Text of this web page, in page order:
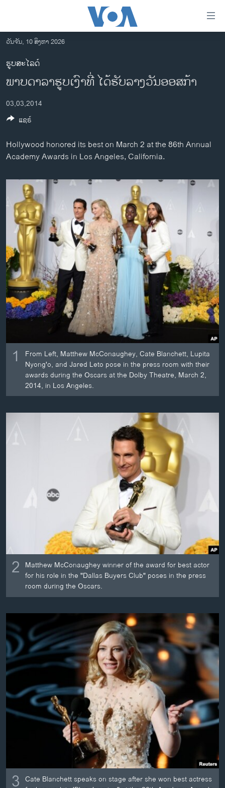
ເຂົ້າ
ຫາ
ຂ້າມ
ຂ້າມ
ໄປ
ຫາ
ຄົ້ນ
ລາວ
ອາເມຣິກາ
ການເລືອກຕັ້ງ ປະທານາທີບໍດີ ສະຫະລັດ 2024
ຂ່າວ​ຈີນ
ໂລກ
ເອເຊຍ
ອິດສະຫຼະພາບດ້ານການຂ່າວ
ຊີວິດຊາວລາວ
ຊຸມຊົນຊາວລາວ
ວິທະຍາສາດ-ເທັກໂນໂລຈີ
ທຸລະກິດ
ພາສາອັງກິດ
ວີດີໂອ
ສຽງ
ລາຍການກະຈາຍສຽງ
ລາຍງານ
ຕິດຕາມພວກເຮົາ ທີ່
ພາສາຕ່າງໆ
ວັນຈັນ, 10 ສິງຫາ 2026
ຮູບສະໄລດ໌
ພາບດາລາຮູບເງົາທີ່ ໄດ້ຮັບລາງວັນອອສກ້າ
03,03,2014
Hollywood honored its best on March 2 at the 86th Annual
Academy Awards in Los Angeles, California.
1
From Left, Matthew McConaughey, Cate Blanchett, Lupita
Nyong'o, and Jared Leto pose in the press room with their
awards during the Oscars at the Dolby Theatre, March 2,
2014, in Los Angeles.
2 Matthew McConaughey winner of the award for best actor
for his role in the "Dallas Buyers Club" poses in the press
room during the Oscars.
3 Cate Blanchett speaks on stage after she won best actress
ແຊຣ໌